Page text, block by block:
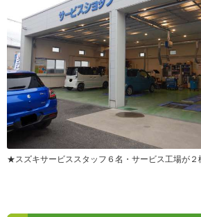
★スズキサービススタッフ６名・サービス工場が